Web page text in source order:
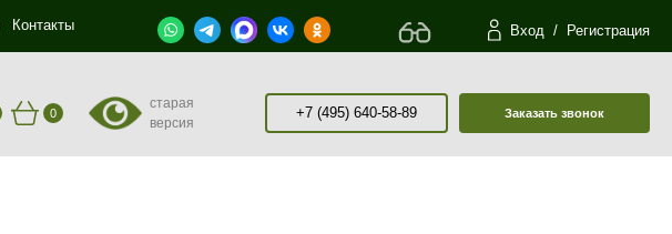
Контакты Вход / Регистрация
0
старая
версия
+7 (495) 640-58-89 Заказать звонок